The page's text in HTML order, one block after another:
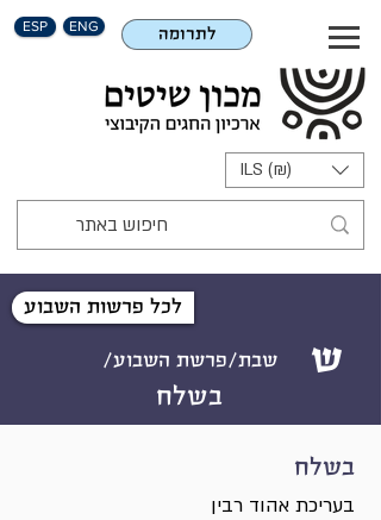
ESP ENG לתרומה
ILS (₪)
לכל פרשות השבוע
שבת/פרשת השבוע/
בשלח
ש
בשלח
בעריכת אהוד רבין